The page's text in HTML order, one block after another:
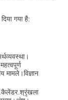
गया है:
मामले।विज्ञान